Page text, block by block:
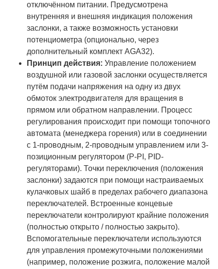
отключённом питании. Предусмотрена
внутренняя и внешняя индикация положения
заслонки, а также возможность установки
потенциометра (опционально, через
дополнительный комплект AGA32).
Принцип действия: Управление положением
воздушной или газовой заслонки осуществляется
путём подачи напряжения на одну из двух
обмоток электродвигателя для вращения в
прямом или обратном направлении. Процесс
регулирования происходит при помощи топочного
автомата (менеджера горения) или в соединении
с 1-проводным, 2-проводным управлением или 3-
позиционным регулятором (P-PI, PID-
регуляторами). Точки переключения (положения
заслонки) задаются при помощи настраиваемых
кулачковых шайб в пределах рабочего диапазона
переключателей. Встроенные концевые
переключатели контролируют крайние положения
(полностью открыто / полностью закрыто).
Вспомогательные переключатели используются
для управления промежуточными положениями
(например, положение розжига, положение малой